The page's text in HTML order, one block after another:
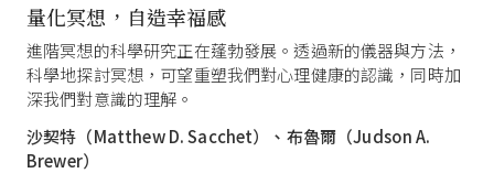
量化冥想，自造幸福感
進階冥想的科學研究正在蓬勃發展。透過新的儀器與方法，
科學地探討冥想，可望重塑我們對心理健康的認識，同時加
深我們對意識的理解。
沙契特（Matthew D. Sacchet）、布魯爾（Judson A.
Brewer）